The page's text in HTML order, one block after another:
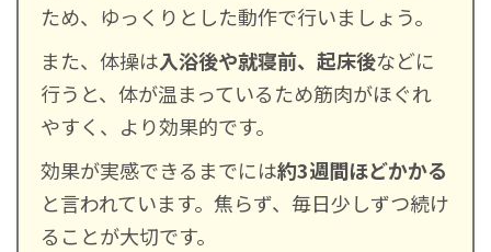
ため、ゆっくりとした動作で行いましょう。
また、体操は入浴後や就寝前、起床後などに
行うと、体が温まっているため筋肉がほぐれ
やすく、より効果的です。
効果が実感できるまでには約3週間ほどかかる
と言われています。焦らず、毎日少しずつ続け
ることが大切です。